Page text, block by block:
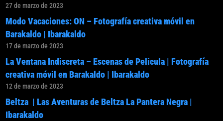
27 de marzo de 2023
Modo Vacaciones: ON – Fotografía creativa móvil en
Barakaldo | Ibarakaldo
17 de marzo de 2023
La Ventana Indiscreta – Escenas de Pelicula | Fotografía
creativa móvil en Barakaldo | Ibarakaldo
12 de marzo de 2023
Beltza | Las Aventuras de Beltza La Pantera Negra |
Ibarakaldo